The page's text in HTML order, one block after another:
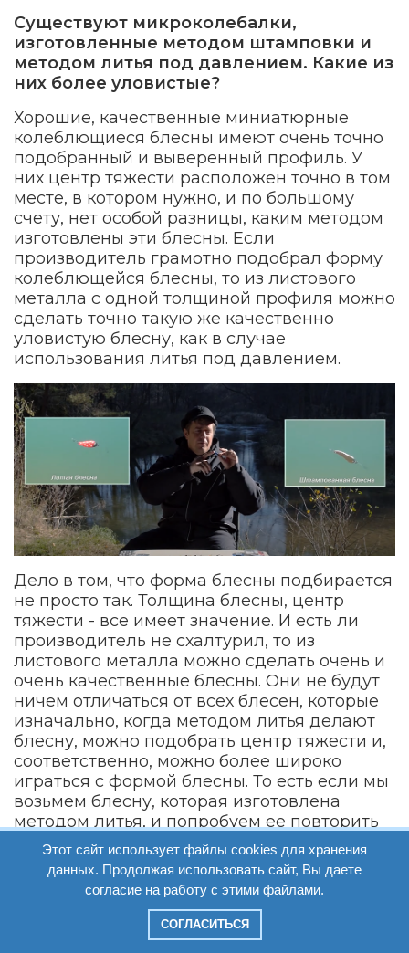
Существуют микроколебалки,
изготовленные методом штамповки и
методом литья под давлением. Какие из
них более уловистые?
Хорошие, качественные миниатюрные
колеблющиеся блесны имеют очень точно
подобранный и выверенный профиль. У
них центр тяжести расположен точно в том
месте, в котором нужно, и по большому
счету, нет особой разницы, каким методом
изготовлены эти блесны. Если
производитель грамотно подобрал форму
колеблющейся блесны, то из листового
металла с одной толщиной профиля можно
сделать точно такую же качественно
уловистую блесну, как в случае
использования литья под давлением.
Дело в том, что форма блесны подбирается
не просто так. Толщина блесны, центр
тяжести - все имеет значение. И есть ли
производитель не схалтурил, то из
листового металла можно сделать очень и
очень качественные блесны. Они не будут
ничем отличаться от всех блесен, которые
изначально, когда методом литья делают
блесну, можно подобрать центр тяжести и,
соответственно, можно более широко
играться с формой блесны. То есть если мы
возьмем блесну, которая изготовлена
методом литья, и попробуем ее повторить
из листового металла, то у нас, как
правило, ничего не получится. Но если
подойти к этому вопросу немножко иначе,
то никакой разницы нет.
Имеют ли микро-колебалки какие-
Этот сайт использует файлы cookies для хранения
данных. Продолжая использовать сайт, Вы даете
согласие на работу с этими файлами.
СОГЛАСИТЬСЯ